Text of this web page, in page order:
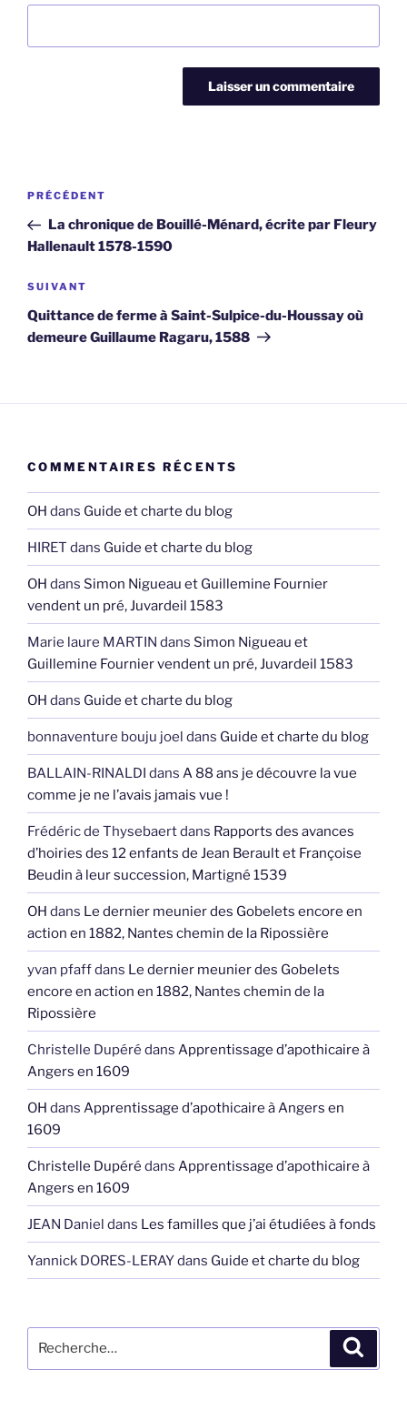
Navigation
l’article
Article
précédent
PRÉCÉDENT
La chronique de Bouillé-Ménard, écrite par Fleury
Hallenault 1578-1590
Article
suivant
SUIVANT
Quittance de ferme à Saint-Sulpice-du-Houssay où
demeure Guillaume Ragaru, 1588
COMMENTAIRES RÉCENTS
OH dans Guide et charte du blog
HIRET dans Guide et charte du blog
OH dans Simon Nigueau et Guillemine Fournier
vendent un pré, Juvardeil 1583
Marie laure MARTIN dans Simon Nigueau et
Guillemine Fournier vendent un pré, Juvardeil 1583
OH dans Guide et charte du blog
bonnaventure bouju joel dans Guide et charte du blog
BALLAIN-RINALDI dans A 88 ans je découvre la vue
comme je ne l’avais jamais vue !
Frédéric de Thysebaertdans Rapports des avances
d’hoiries des 12 enfants de Jean Berault et Françoise
Beudin à leur succession, Martigné 1539
OH dans Le dernier meunier des Gobelets encore en
action en 1882, Nantes chemin de la Ripossière
yvan pfaffdans Le dernier meunier des Gobelets
encore en action en 1882, Nantes chemin de la
Ripossière
Christelle Dupéré dans Apprentissage d’apothicaire à
Angers en 1609
OH dans Apprentissage d’apothicaire à Angers en
1609
Christelle Dupéré dans Apprentissage d’apothicaire à
Angers en 1609
JEAN Daniel dans Les familles que j’ai étudiées à fonds
Yannick DORES-LERAYdans Guide et charte du blog
pour